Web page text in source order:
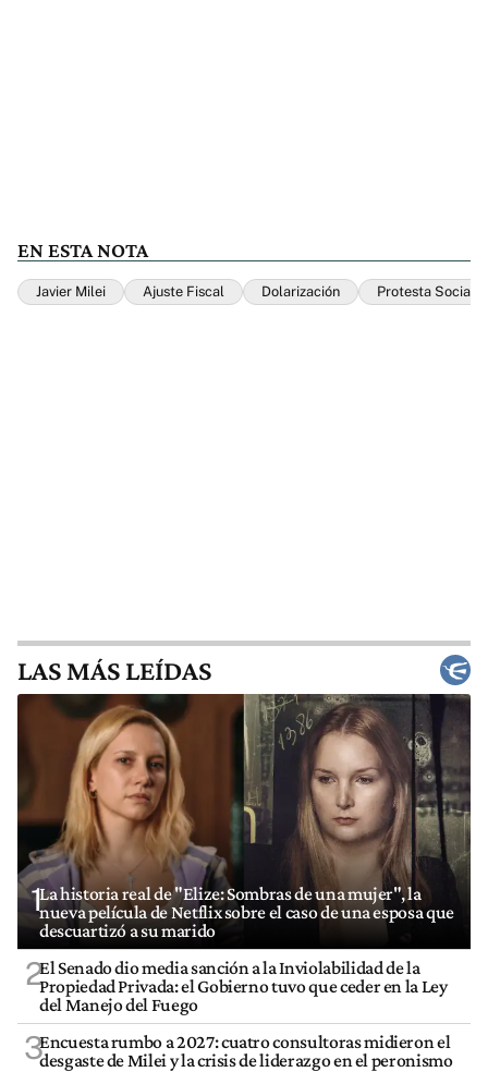
EN ESTA NOTA
Javier Milei Ajuste Fiscal Dolarización Protesta Social
LAS MÁS LEÍDAS
1La historia real de "Elize: Sombras de una mujer", la
nueva película de Netflix sobre el caso de una esposa que
descuartizó a su marido
2El Senado dio media sanción a la Inviolabilidad de la
Propiedad Privada: el Gobierno tuvo que ceder en la Ley
del Manejo del Fuego
3Encuesta rumbo a 2027: cuatro consultoras midieron el
desgaste de Milei y la crisis de liderazgo en el peronismo